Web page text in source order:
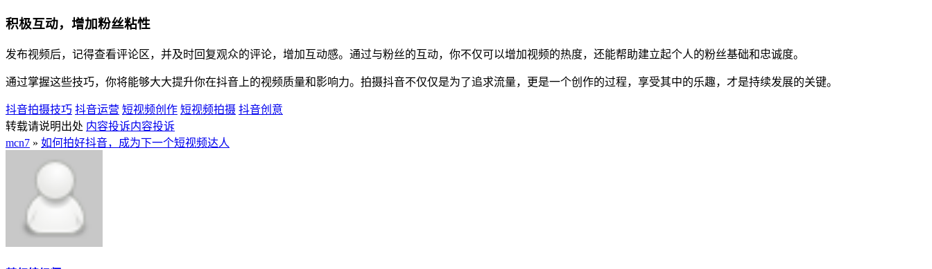
积极互动，增加粉丝粘性
发布视频后，记得查看评论区，并及时回复观众的评论，增加互动感。通过与粉丝的互动，你不仅可以增加视频的热度，还能帮助建立起个人的粉丝基础和忠诚度。
通过掌握这些技巧，你将能够大大提升你在抖音上的视频质量和影响力。拍摄抖音不仅仅是为了追求流量，更是一个创作的过程，享受其中的乐趣，才是持续发展的关键。
抖音拍摄技巧 抖音运营 短视频创作 短视频拍摄 抖音创意
转载请说明出处 内容投诉内容投诉
mcn7 » 如何拍好抖音，成为下一个短视频达人